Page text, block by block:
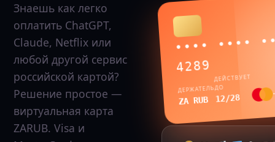
Знаешь как легко
оплатить ChatGPT,
Claude, Netflix или
любой другой сервис
российской картой?
Решение простое —
виртуальная карта
ZARUB. Visa и
•••• ••••
4289
ДЕРЖАТЕЛЬ
ZA RUB
ДЕЙСТВУЕТ
ДО
12/28